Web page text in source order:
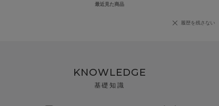
最近見た商品
履歴を残さない
KNOWLEDGE
基礎知識